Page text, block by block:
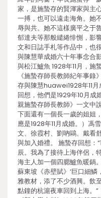
家，是施蟄存的賢渾家與主
一搏，也可以遠走海角。她
辱與共。她不這樣廣平之于
郁達夫等那般繾綣悱惻，影
文和日誌手札等作品中，也
與陳慧華成婚六十年事念合
與松江鱸魚 1928年11月，
《施蟄存師長教師紀年事
存與陳慧huawei1928年11
回想，他們是1929年10月成
親施蟄存師長教師》一文中
下面還有一個長一歲的姐姐
應是1928年11月成婚。）馮
文、徐霞村、劉吶鷗、戴看
與加入婚禮。 施蟄存回想：
辰。我為了接待上海伴侶，
海主人加一個四腮鱸魚暖鍋
蘇東坡《赤壁賦》‘巨口細鱗
雅教材，添了不少酒興。飲
點鐘的杭滬夜車回到上海。